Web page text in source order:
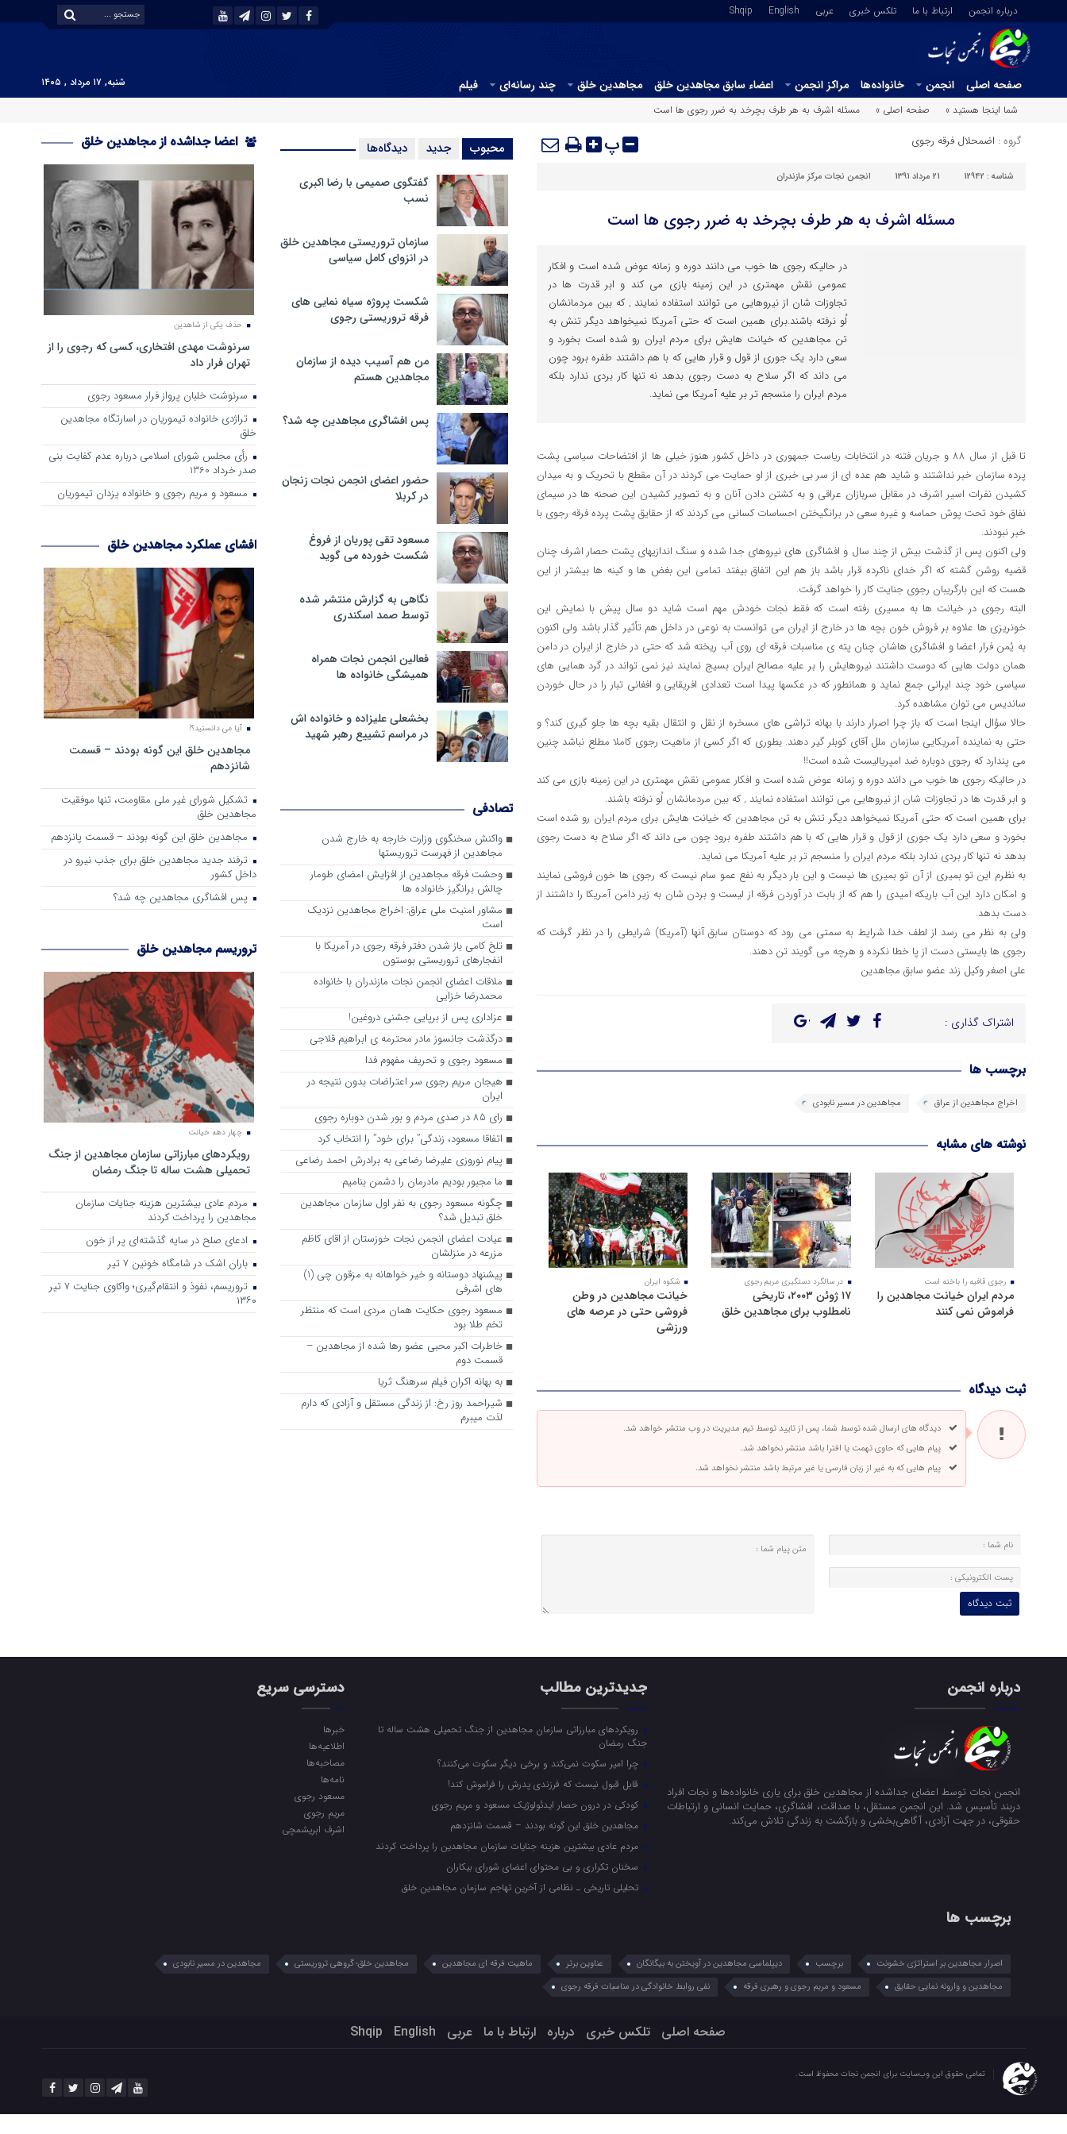
درباره انجمن ارتباط با ما تلکس خبری عربي English
Shqip
صفحه اصلی انجمن خانواده‌ها مراکز انجمن اعضاء سابق مجاهدین خلق مجاهدین خلق چند رسانه‌ای فیلم
شنبه, ۱۷ مرداد , ۱۴۰۵
شما اینجا هستید »
صفحه اصلی » مسئله اشرف به هر طرف بچرخد به ضرر رجوی ها است
گروه : اضمحلال فرقه رجوی پ
شناسه : 12942 21 مرداد 1391 انجمن نجات مرکز مازندران
مسئله اشرف به هر طرف بچرخد به ضرر رجوی ها است
در حالیکه رجوی ها خوب می دانند دوره و زمانه عوض شده است و افکار
عمومی نقش مهمتری در این زمینه بازی می کند و ابر قدرت ها در
تجاوزات شان از نیروهایی می توانند استفاده نمایند , که بین مردمانشان
لُو نرفته باشند.برای همین است که حتی آمریکا نمیخواهد دیگر تنش به
تن مجاهدین که خیانت هایش برای مردم ایران رو شده است بخورد و
سعی دارد یک جوری از قول و قرار هایی که با هم داشتند طفره برود چون
می داند که اگر سلاح به دست رجوی بدهد نه تنها کار بردی ندارد بلکه
مردم ایران را منسجم تر بر علیه آمریکا می نماید.
تا قبل از سال 88 و جریان فتنه در انتخابات ریاست جمهوری در داخل کشور هنوز خیلی ها از افتضاحات سیاسی پشت
پرده سازمان خبر نداشتند و شاید هم عده ای از سر بی خبری از او حمایت می کردند در آن مقطع با تحریک و به میدان
کشیدن نفرات اسیر اشرف در مقابل سربازان عراقی و به کشتن دادن آنان و به تصویر کشیدن این صحنه ها در سیمای
نفاق خود تحت پوش حماسه و غیره سعی در برانگیختن احساسات کسانی می کردند که از حقایق پشت پرده فرقه رجوی با
خبر نبودند.
ولی اکنون پس از گذشت بیش از چند سال و افشاگری های نیروهای جدا شده و سنگ اندازیهای پشت حصار اشرف چنان
قضیه روشن گشته که اگر خدای ناکرده قرار باشد باز هم این اتفاق بیفتد تمامی این بغض ها و کینه ها بیشتر از این
هست که این بارگریبان رجوی جنایت کار را خواهد گرفت.
البته رجوی در خیانت ها به مسیری رفته است که فقط نجات خودش مهم است شاید دو سال پیش با نمایش این
خونریزی ها علاوه بر فروش خون بچه ها در خارج از ایران می توانست به نوعی در داخل هم تأثیر گذار باشد ولی اکنون
به یُمن فرار اعضا و افشاگری هاشان چنان پته ی مناسبات فرقه ای روی آب ریخته شد که حتی در خارج از ایران در دامن
همان دولت هایی که دوست داشتند نیروهایش را بر علیه مصالح ایران بسیج نمایند نیز نمی تواند در گرد همایی های
سیاسی خود چند ایرانی جمع نماید و همانطور که در عکسها پیدا است تعدادی افریقایی و افغانی تبار را در حال خوردن
ساندیس می توان مشاهده کرد.
حالا سوُال اینجا است که باز چرا اصرار دارند با بهانه تراشی های مسخره از نقل و انتقال بقیه بچه ها جلو گیری کند؟ و
حتی به نماینده آمریکایی سازمان ملل آقای کوبلر گیر دهند. بطوری که اگر کسی از ماهیت رجوی کاملا مطلع نباشد چنین
می پندارد که رجوی دوباره ضد امپریالیست شده است!!
در حالیکه رجوی ها خوب می دانند دوره و زمانه عوض شده است و افکار عمومی نقش مهمتری در این زمینه بازی می کند
و ابر قدرت ها در تجاوزات شان از نیروهایی می توانند استفاده نمایند , که بین مردمانشان لُو نرفته باشند.
برای همین است که حتی آمریکا نمیخواهد دیگر تنش به تن مجاهدین که خیانت هایش برای مردم ایران رو شده است
بخورد و سعی دارد یک جوری از قول و قرار هایی که با هم داشتند طفره برود چون می داند که اگر سلاح به دست رجوی
بدهد نه تنها کار بردی ندارد بلکه مردم ایران را منسجم تر بر علیه آمریکا می نماید.
به نظرم این تو بمیری از آن تو بمیری ها نیست و این بار دیگر به نفع عمو سام نیست که رجوی ها خون فروشی نمایند
و امکان دارد این آب باریکه امیدی را هم که از بابت در آوردن فرقه از لیست و بردن شان به زیر دامن آمریکا را داشتند از
دست بدهد.
ولی به نظر می رسد از لطف خدا شرایط به سمتی می رود که دوستان سابق آنها (آمریکا) شرایطی را در نظر گرفت که
رجوی ها بایستی دست از پا خطا نکرده و هرچه می گویند تن دهند.
علی اصغر وکیل زند عضو سابق مجاهدین
اشتراک گذاری :
برچسب ها
اخراج مجاهدین از عراق مجاهدین در مسیر نابودی
نوشته های مشابه
رجوی قافیه را باخته است
مردم ایران خیانت مجاهدین را
فراموش نمی کنند
در سالگرد دستگیری مریم رجوی
۱۷ ژوئن ۲۰۰۳، تاریخی
نامطلوب برای مجاهدین خلق
شکوه ایران
خیانت مجاهدین در وطن
فروشی حتی در عرصه های
ورزشی
ثبت دیدگاه
دیدگاه های ارسال شده توسط شما، پس از تایید توسط تیم مدیریت در وب منتشر خواهد شد.
پیام هایی که حاوی تهمت یا افترا باشد منتشر نخواهد شد.
پیام هایی که به غیر از زبان فارسی یا غیر مرتبط باشد منتشر نخواهد شد.
محبوب جدید دیدگاه‌ها
گفتگوی صمیمی با رضا اکبری
نسب
سازمان تروریستی مجاهدین خلق
در انزوای کامل سیاسی
شکست پروژه سیاه نمایی های
فرقه تروریستی رجوی
من هم آسیب دیده از سازمان
مجاهدین هستم
پس افشاگری مجاهدین چه شد؟
حضور اعضای انجمن نجات زنجان
در کربلا
مسعود تقی پوریان از فروغ
شکست خورده می گوید
نگاهی به گزارش منتشر شده
توسط صمد اسکندری
فعالین انجمن نجات همراه
همیشگی خانواده ها
بخشعلی علیزاده و خانواده اش
در مراسم تشییع رهبر شهید
تصادفی
واکنش سخنگوی وزارت خارجه به خارج شدن
مجاهدین از فهرست تروریستها
وحشت فرقه مجاهدین از افزایش امضای طومار
چالش برانگیز خانواده ها
مشاور امنیت ملی عراق: اخراج مجاهدین نزدیک
است
تلخ کامی باز شدن دفتر فرقه رجوی در آمریکا با
انفجارهای تروریستی بوستون
ملاقات اعضای انجمن نجات مازندران با خانواده
محمدرضا خزایی
عزاداری پس از برپایی جشنی دروغین!
درگذشت جانسوز مادر محترمه ی ابراهیم قلاجی
مسعود رجوی و تحریف مفهوم فدا
هیجان مریم رجوی سر اعتراضات بدون نتیجه در
ایران
رای 85 در صدی مردم و بور شدن دوباره رجوی
اتفاقا مسعود، زندگی” برای خود” را انتخاب کرد
پیام نوروزی علیرضا رضاعی به برادرش احمد رضاعی
ما مجبور بودیم مادرمان را دشمن بنامیم
چگونه مسعود رجوی به نفر اول سازمان مجاهدین
خلق تبدیل شد؟
عیادت اعضای انجمن نجات خوزستان از اقای کاظم
مزرعه در منزلشان
پیشنهاد دوستانه و خیر خواهانه به مزقون چی (1)
های اشرفی
مسعود رجوی حکایت همان مردی است که منتظر
تخم طلا بود
خاطرات اکبر محبی عضو رها شده از مجاهدین –
قسمت دوم
به ‌بهانه اکران فیلم سرهنگ ثریا
شیراحمد روز رخ: از زندگی مستقل و آزادی که دارم
لذت میبرم
اعضا جداشده از مجاهدین خلق
حذف یکی از شاهدین
سرنوشت مهدی افتخاری، کسی که رجوی را از
تهران فرار داد
سرنوشت خلبان پرواز فرار مسعود رجوی
تراژدی خانواده تیموریان در اسارتگاه مجاهدین
خلق
رأی مجلس شورای اسلامی درباره عدم كفایت بنی
صدر خرداد 1360
مسعود و مریم رجوی و خانواده یزدان تیموریان
افشای عملکرد مجاهدین خلق
آیا می دانستید؟!
مجاهدین خلق این گونه بودند – قسمت
شانزدهم
تشکیل شورای غیر ملی مقاومت، تنها موفقیت
مجاهدین خلق
مجاهدین خلق این گونه بودند – قسمت پانزدهم
ترفند جدید مجاهدین خلق برای جذب نیرو در
داخل کشور
پس افشاگری مجاهدین چه شد؟
تروریسم مجاهدین خلق
چهار دهه خیانت
رویکرد‌های مبارزاتی سازمان مجاهدین از جنگ
تحمیلی هشت ساله تا جنگ رمضان
مردم عادی بیشترین هزینه جنایات سازمان
مجاهدین را پرداخت کردند
ادعای صلح در سایه گذشته‌ای پر از خون
باران اشک در شامگاه خونین 7 تیر
تروریسم، نفوذ و انتقام‌گیری؛ واکاوی جنایت ۷ تیر
۱۳۶۰
درباره انجمن
انجمن نجات توسط اعضای جداشده از مجاهدین خلق برای یاری خانواده‌ها و نجات افراد
دربند تأسیس شد. این انجمن مستقل، با صداقت، افشاگری، حمایت انسانی و ارتباطات
حقوقی، در جهت آزادی، آگاهی‌بخشی و بازگشت به زندگی تلاش می‌کند.
جدیدترین مطالب
رویکرد‌های مبارزاتی سازمان مجاهدین از جنگ تحمیلی هشت ساله تا
جنگ رمضان
چرا امیر سکوت نمی‌کند و برخی دیگر سکوت می‌کنند؟
قابل قبول نیست که فرزندی پدرش را فراموش کند!
کودکی در درون حصار ایدئولوژیک مسعود و مریم رجوی
مجاهدین خلق این گونه بودند – قسمت شانزدهم
مردم عادی بیشترین هزینه جنایات سازمان مجاهدین را پرداخت کردند
سخنان تکراری و بی محتوای اعضای شورای بیکاران
تحلیلی تاریخی ـ نظامی از آخرین تهاجم سازمان مجاهدین خلق
دسترسی سریع
خبرها
اطلاعیه‌ها
مصاحبه‌ها
نامه‌ها
مسعود رجوی
مریم رجوی
اشرف ابریشمچی
برچسب ها
اصرار مجاهدین بر استراتژی خشونت برچسب دیپلماسی مجاهدین در آویختن به بیگانگان عناوین برتر ماهیت فرقه ای مجاهدین مجاهدین خلق؛ گروهی تروریستی
مجاهدین در مسیر نابودی
مجاهدین و وارونه نمایی حقایق
مسعود و مریم رجوی و رهبری فرقه نفی روابط خانوادگی در مناسبات فرقه رجوی
صفحه اصلی تلکس خبری درباره ارتباط با ما عربي English
Shqip
تمامی حقوق این وب‌سایت برای انجمن نجات محفوظ است.